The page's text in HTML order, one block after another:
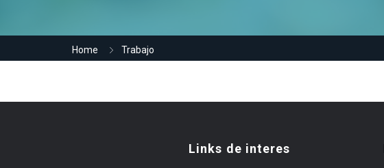
Home Trabajo
Links de interes